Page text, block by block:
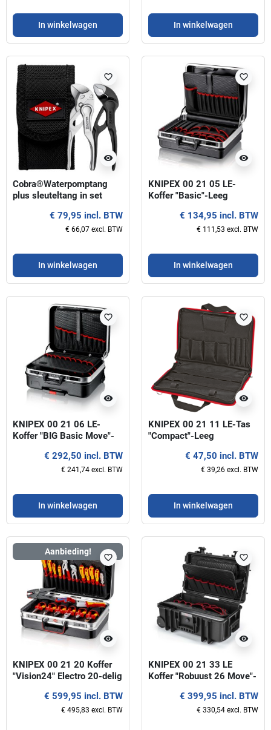
In winkelwagen In winkelwagen
visibility
favorite_border
Cobra®Waterpomptang
plus sleuteltang in set
€ 79,95 incl. BTW
€ 66,07 excl. BTW
In winkelwagen
visibility
favorite_border
KNIPEX 00 21 05 LE-
Koffer "Basic"-Leeg
€ 134,95 incl. BTW
€ 111,53 excl. BTW
In winkelwagen
visibility
favorite_border
KNIPEX 00 21 06 LE-
Koffer "BIG Basic Move"-
€ 292,50 incl. BTW
€ 241,74 excl. BTW
In winkelwagen
visibility
favorite_border
KNIPEX 00 21 11 LE-Tas
"Compact"-Leeg
€ 47,50 incl. BTW
€ 39,26 excl. BTW
In winkelwagen
Aanbieding!
visibility
favorite_border
KNIPEX 00 21 20 Koffer
"Vision24" Electro 20-delig
€ 599,95 incl. BTW
€ 495,83 excl. BTW
visibility
favorite_border
KNIPEX 00 21 33 LE
Koffer "Robuust 26 Move"-
€ 399,95 incl. BTW
€ 330,54 excl. BTW